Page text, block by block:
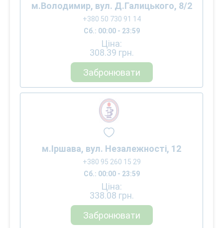
м.Володимир, вул. Д.Галицького, 8/2
+380 50 730 91 14
Сб.: 00:00 - 23:59
Ціна:
308.39 грн.
Забронювати
м.Іршава, вул. Незалежності, 12
+380 95 260 15 29
Сб.: 00:00 - 23:59
Ціна:
338.08 грн.
Забронювати